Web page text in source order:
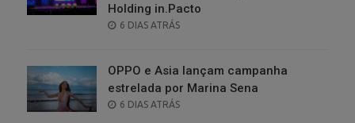
Holding in.Pacto
POSTED
6 DIAS ATRÁS
OPPO e Asia lançam campanha
estrelada por Marina Sena
POSTED
6 DIAS ATRÁS